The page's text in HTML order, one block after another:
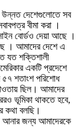
উন্নত দেশেগুলোতে সব
বীমা করা ।
বোর্ডও দেয়া আছে ।
। আমাদের দেশে এ
যত শক্তিশালী
একটি প্রদেশে
৫৭ শতাংশ পরিশোধ
ছিল। আমাদের
ভূমিকা থাকতে হবে,
কথা বলছি।
আনার জন্য আমাদেরকে